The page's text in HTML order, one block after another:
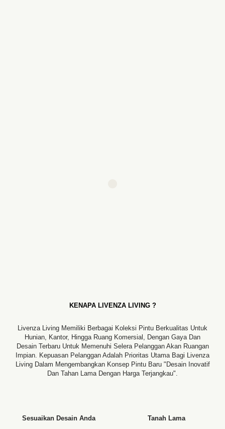
KENAPA LIVENZA LIVING ?
Livenza Living Memiliki Berbagai Koleksi Pintu Berkualitas Untuk
Hunian, Kantor, Hingga Ruang Komersial, Dengan Gaya Dan
Desain Terbaru Untuk Memenuhi Selera Pelanggan Akan Ruangan
Impian. Kepuasan Pelanggan Adalah Prioritas Utama Bagi Livenza
Living Dalam Mengembangkan Konsep Pintu Baru "desain Inovatif
Dan Tahan Lama Dengan Harga Terjangkau".
Sesuaikan Desain Anda Tanah Lama